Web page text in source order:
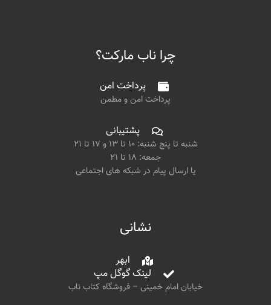
چرا ناب مارکت؟
پرداخت امن
پرداخت امن و مطمن
پشتیبانی
شنبه تا پنج شنبه: ۱۰ تا ۱۳ و ۱۷ تا ۲۱
جمعه: ۱۸ تا ۲۱
یا ارسال پیام در شبکه های اجتماعی
نشانی
ابهر
لینک گوگل مپ
خیابان امام خمینی – فروشگاه کتاب ناب